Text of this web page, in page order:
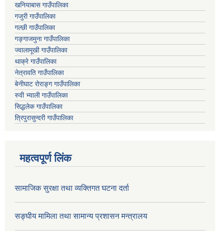
खनियाबास गाउँपालिका
गजुरी गाउँपालिका
गल्छी गाउँपालिका
गङ्गाजमुना गाउँपालिका
ज्वालामूखी गाउँपालिका
थाक्रे गाउँपालिका
नेत्रावति गाउँपालिका
बेनीघाट रोराङ्ग गाउँपालिका
रुवी भ्याली गाउँपालिका
सिद्धलेक गाउँपालिका
त्रिपुरासुन्दरी गाउँपालिका
महत्वपूर्ण लिंक
सामाजिक सुरक्षा तथा व्यक्तिगत घटना दर्ता
सङ्घीय मामिला तथा सामान्य प्रशासन मन्त्रालय